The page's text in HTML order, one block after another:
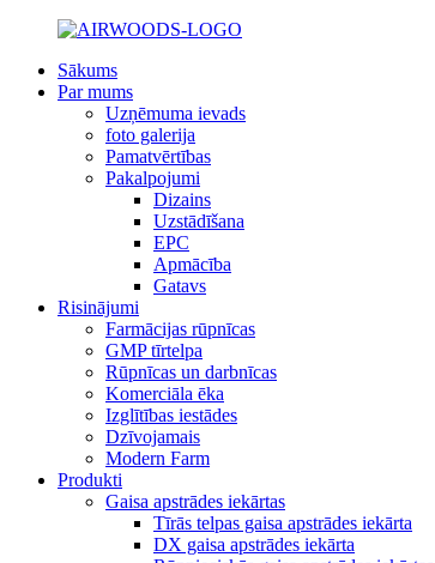
Sākums
Par mums
Uzņēmuma ievads
foto galerija
Pamatvērtības
Pakalpojumi
Dizains
Uzstādīšana
EPC
Apmācība
Gatavs
Risinājumi
Farmācijas rūpnīcas
GMP tīrtelpa
Rūpnīcas un darbnīcas
Komerciāla ēka
Izglītības iestādes
Dzīvojamais
Modern Farm
Produkti
Gaisa apstrādes iekārtas
Tīrās telpas gaisa apstrādes iekārta
DX gaisa apstrādes iekārta